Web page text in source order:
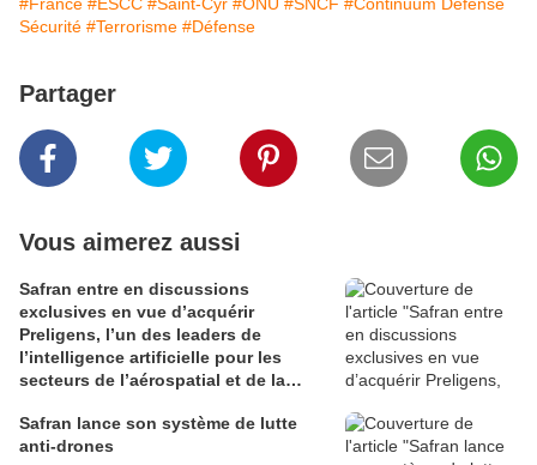
Sécurité #Terrorisme #Défense
Partager
Vous aimerez aussi
Safran entre en discussions
exclusives en vue d’acquérir
Preligens, l’un des leaders de
l’intelligence artificielle pour les
secteurs de l’aérospatial et de la
Safran lance son système de lutte
anti-drones